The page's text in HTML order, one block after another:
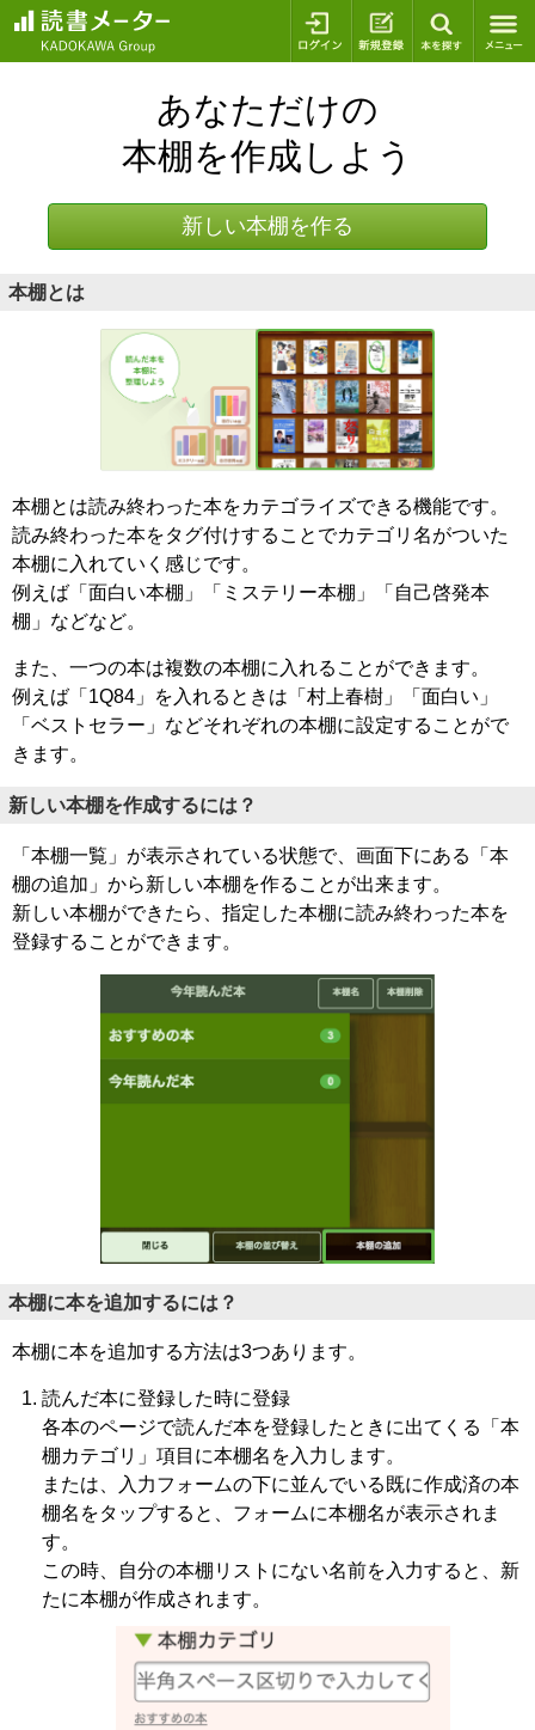
ログイン 新規登録
あなただけの
本棚を作成しよう
新しい本棚を作る
本棚とは
本棚とは読み終わった本をカテゴライズできる機能です。
読み終わった本をタグ付けすることでカテゴリ名がついた
本棚に入れていく感じです。
例えば「面白い本棚」「ミステリー本棚」「自己啓発本
棚」などなど。
また、一つの本は複数の本棚に入れることができます。
例えば「1Q84」を入れるときは「村上春樹」「面白い」
「ベストセラー」などそれぞれの本棚に設定することがで
きます。
新しい本棚を作成するには？
「本棚一覧」が表示されている状態で、画面下にある「本
棚の追加」から新しい本棚を作ることが出来ます。
新しい本棚ができたら、指定した本棚に読み終わった本を
登録することができます。
本棚に本を追加するには？
本棚に本を追加する方法は3つあります。
読んだ本に登録した時に登録
各本のページで読んだ本を登録したときに出てくる「本
棚カテゴリ」項目に本棚名を入力します。
または、入力フォームの下に並んでいる既に作成済の本
棚名をタップすると、フォームに本棚名が表示されま
す。
この時、自分の本棚リストにない名前を入力すると、新
たに本棚が作成されます。